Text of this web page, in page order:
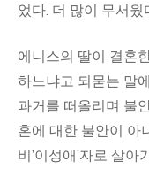
었다. 더 많이 무서웠
에니스의 딸이 결혼
하느냐고 되묻는 말
과거를 떠올리며 불
혼에 대한 불안이 아
비’이성애’자로 살